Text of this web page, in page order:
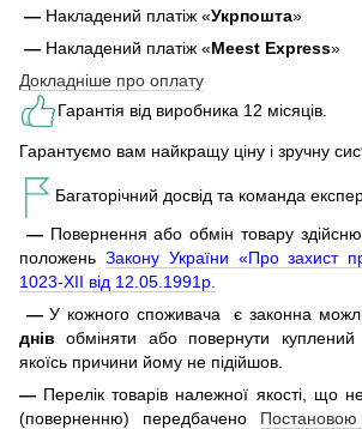
— Накладений платіж «Укрпошта»
— Накладений платіж «Meest Express»
Докладніше про оплату
Гарантія від виробника 12 місяців.
Гарантуємо вам найкращу ціну і зручну
Багаторічний досвід та команда
— Повернення або обмін товару
положень Закону України «Про захист
1023-XII від 12.05.1991р.
—У кожного споживача є законна
днів обміняти або повернути
якоїсь причини йому не підійшов.
— Перелік товарів належної якості, що
(поверненню) передбачено Постановою